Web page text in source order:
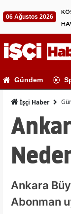
06 Ağustos 2026
Gündem
İşçi Haber
Ankara
Abonman